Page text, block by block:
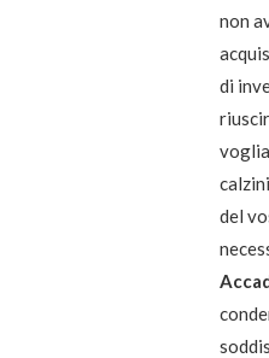
non
di
del